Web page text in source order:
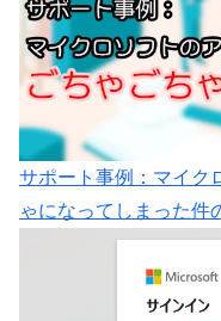
サポート事例：マイク
ゃになってしまった件